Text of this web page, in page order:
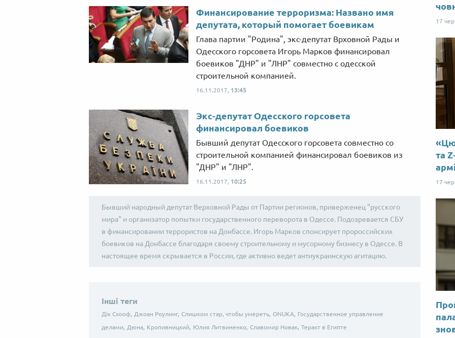
Финансирование терроризма: Названо имя
депутата, который помогает боевикам
Глава партии "Родина", экс-депутат Врховной Рады и
Одесского горсовета Игорь Марков финансировал
боевиков "ДНР" и "ЛНР" совместно с одесской
строительной компанией.
16.11.2017, 13:45
Экс-депутат Одесского горсовета
финансировал боевиков
Бывший депутат Одесского горсовета совместно со
строительной компанией финансировал боевиков из
"ДНР" и "ЛНР".
16.11.2017, 10:25
Бывший народный депутат Верховной Рады от Партии регионов, приверженец "русского
мира" и организатор попытки государственного переворота в Одессе. Подозревается СБУ
в финансировании террористов на Донбассе. Игорь Марков спонсирует пророссийских
боевиков на Донбассе благодаря своему строительному и мусорному бизнесу в Одессе. В
настоящее время скрывается в России, где активно ведет антиукраинскую агитацию.
Інші теги
Дік Схооф, Джоан Роулинг, Слишком стар, чтобы умереть, ONUKA, Государственное управление
делами, Дюна, Кропивницкий, Юлия Литвиненко, Славомир Новак, Теракт в Египте
17
«Цю
та
17